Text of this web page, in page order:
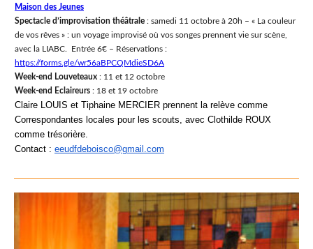
Maison des Jeunes
Spectacle d’improvisation théâtrale : samedi 11 octobre à 20h – « La couleur
de vos rêves » : un voyage improvisé où vos songes prennent vie sur scène,
avec la LIABC. Entrée 6€ – Réservations :
https://forms.gle/wr56aBPCQMdieSD6A
Week-end Louveteaux : 11 et 12 octobre
Week-end Eclaireurs : 18 et 19 octobre
Claire LOUIS et Tiphaine MERCIER prennent la relève comme
Correspondantes locales pour les scouts, avec Clothilde ROUX
comme trésorière.
Contact : eeudfdeboisco@gmail.com